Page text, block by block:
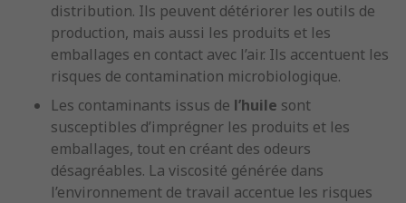
distribution. Ils peuvent détériorer les outils de
production, mais aussi les produits et les
emballages en contact avec l’air. Ils accentuent les
risques de contamination microbiologique.
Les contaminants issus de l’huile sont
susceptibles d’imprégner les produits et les
emballages, tout en créant des odeurs
désagréables. La viscosité générée dans
l’environnement de travail accentue les risques